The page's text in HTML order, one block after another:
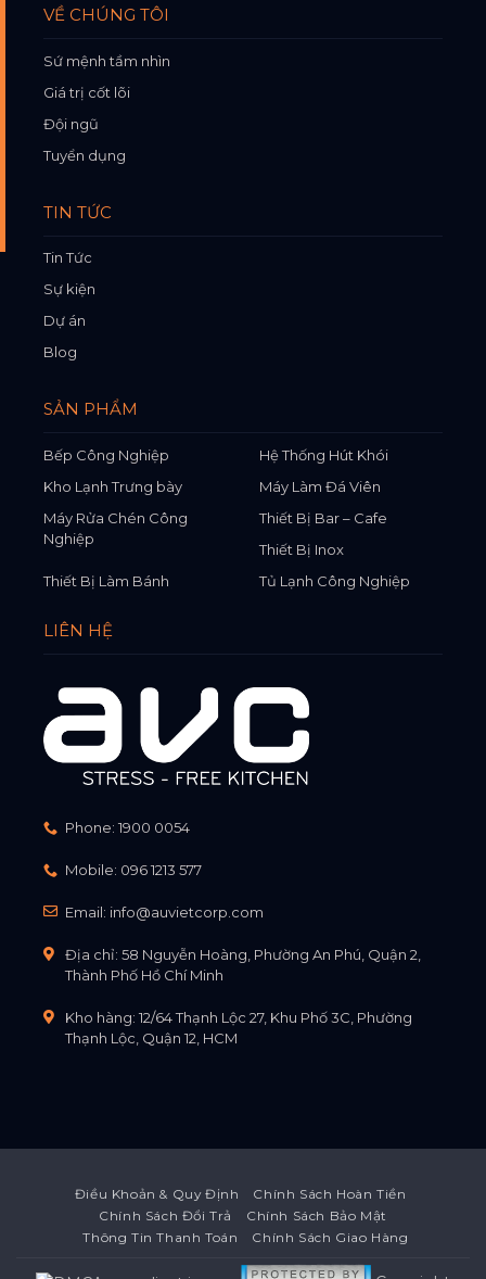
VỀ CHÚNG TÔI
Sứ mệnh tầm nhìn
Giá trị cốt lõi
Đội ngũ
Tuyển dụng
TIN TỨC
Tin Tức
Sự kiện
Dự án
Blog
SẢN PHẨM
Bếp Công Nghiệp
Hệ Thống Hút Khói
Kho Lạnh Trưng bày
Máy Làm Đá Viên
Máy Rửa Chén Công
Nghiệp
Thiết Bị Bar – Cafe
Thiết Bị Inox
Thiết Bị Làm Bánh
Tủ Lạnh Công Nghiệp
LIÊN HỆ
Phone: 1900 0054
Mobile: 096 1213 577
Email: info@auvietcorp.com
Địa chỉ: 58 Nguyễn Hoàng, Phường An Phú, Quận 2,
Thành Phố Hồ Chí Minh
Kho hàng: 12/64 Thạnh Lộc 27, Khu Phố 3C, Phường
Thạnh Lộc, Quận 12, HCM
Điều Khoản & Quy Định
Chính Sách Hoàn Tiền
Chính Sách Đổi Trả
Chính Sách Bảo Mật
Thông Tin Thanh Toán
Chính Sách Giao Hàng